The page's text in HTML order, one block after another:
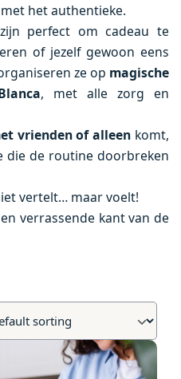
het authentieke.
zijn perfect om cadeau te
of jezelf gewoon eens
ze op magische
, met alle zorg en
vrienden of alleen komt,
die de routine doorbreken
vertelt… maar voelt!
verrassende kant van de